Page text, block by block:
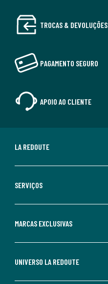
TROCAS & DEVOLUÇÕES
PAGAMENTO SEGURO
APOIO AO CLIENTE
LA REDOUTE
SERVIÇOS
MARCAS EXCLUSIVAS
UNIVERSO LA REDOUTE